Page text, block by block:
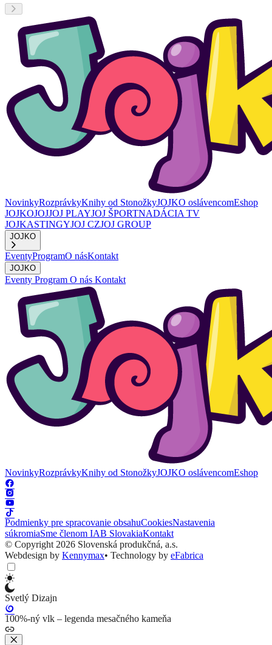
NovinkyRozprávkyKnihy od StonožkyJOJKO oslávencomEshop
JOJKOJOJJOJ PLAYJOJ ŠPORTNADÁCIA TV
JOJKASTINGYJOJ CZJOJ GROUP
JOJKO
EventyProgramO násKontakt
JOJKO
Eventy Program O nás Kontakt
NovinkyRozprávkyKnihy od StonožkyJOJKO oslávencomEshop
Podmienky pre spracovanie obsahuCookiesNastavenia
súkromiaSme členom IAB SlovakiaKontakt
© Copyright 2026 Slovenská produkčná, a.s.
Webdesign by Kennymax• Technology by eFabrica
Svetlý Dizajn
100%-ný vlk – legenda mesačného kameňa